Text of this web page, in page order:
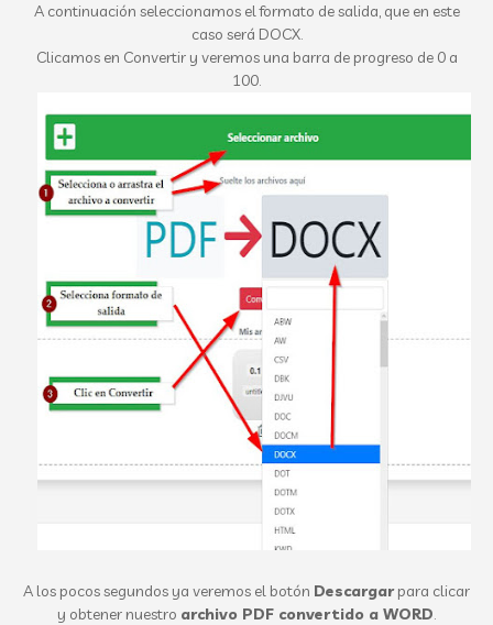
A continuación seleccionamos el formato de salida, que en este
caso será DOCX.
Clicamos en Convertir y veremos una barra de progreso de 0 a
100.
A los pocos segundos ya veremos el botón Descargarpara clicar
y obtener nuestro archivo PDF convertido a WORD.